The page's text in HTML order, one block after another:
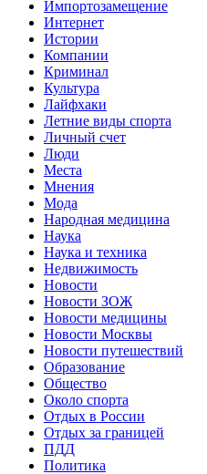
Импортозамещение
Интернет
Истории
Компании
Криминал
Культура
Лайфхаки
Летние виды спорта
Личный счет
Люди
Места
Мнения
Мода
Народная медицина
Наука
Наука и техника
Недвижимость
Новости
Новости ЗОЖ
Новости медицины
Новости Москвы
Новости путешествий
Образование
Общество
Около спорта
Отдых в России
Отдых за границей
ПДД
Политика